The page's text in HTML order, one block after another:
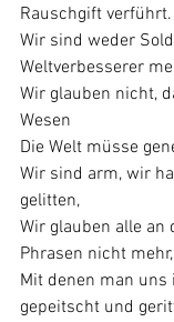
Rauschgift verführt.
Wir sind weder
Weltverbesserer
Wir glauben nicht,
Wesen
Die Welt müsse
Wir sind arm, wir
gelitten,
Wir glauben alle an
Phrasen nicht mehr,
Mit denen man uns
gepeitscht und